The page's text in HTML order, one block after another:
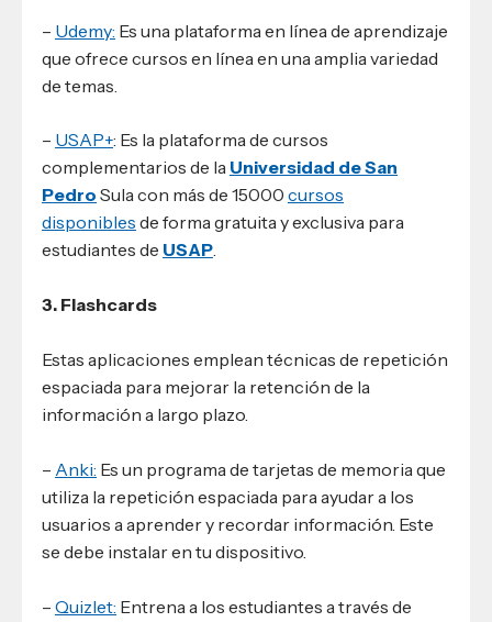
– Udemy: Es una plataforma en línea de aprendizaje
que ofrece cursos en línea en una amplia variedad
de temas.
– USAP+: Es la plataforma de cursos
complementarios de la Universidad de San
Pedro Sula con más de 15000 cursos
disponibles de forma gratuita y exclusiva para
estudiantes de USAP.
3. Flashcards
Estas aplicaciones emplean técnicas de repetición
espaciada para mejorar la retención de la
información a largo plazo.
– Anki: Es un programa de tarjetas de memoria que
utiliza la repetición espaciada para ayudar a los
usuarios a aprender y recordar información. Este
se debe instalar en tu dispositivo.
– Quizlet: Entrena a los estudiantes a través de